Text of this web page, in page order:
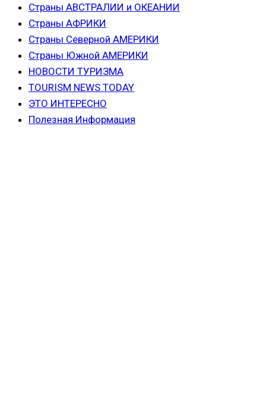
Страны АВСТРАЛИИ и ОКЕАНИИ
Страны АФРИКИ
Страны Северной АМЕРИКИ
Страны Южной АМЕРИКИ
НОВОСТИ ТУРИЗМА
TOURISM NEWS TODAY
ЭТО ИНТЕРЕСНО
Полезная Информация